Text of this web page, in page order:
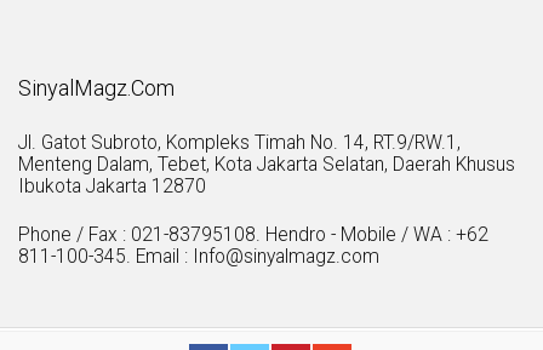
SinyalMagz.Com
Jl. Gatot Subroto, Kompleks Timah No. 14, RT.9/RW.1,
Menteng Dalam, Tebet, Kota Jakarta Selatan, Daerah Khusus
Ibukota Jakarta 12870
Phone / Fax : 021-83795108. Hendro - Mobile / WA : +62
811-100-345. Email : Info@sinyalmagz.com